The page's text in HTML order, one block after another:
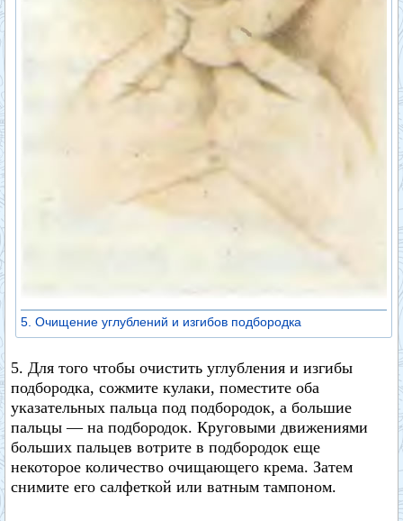
5. Очищение углублений и изгибов подбородка
5. Для того чтобы очистить углубления и изгибы
подбородка, сожмите кулаки, поместите оба
указательных пальца под подбородок, а большие
пальцы — на подбородок. Круговыми движениями
больших пальцев вотрите в подбородок еще
некоторое количество очищающего крема. Затем
снимите его салфеткой или ватным тампоном.